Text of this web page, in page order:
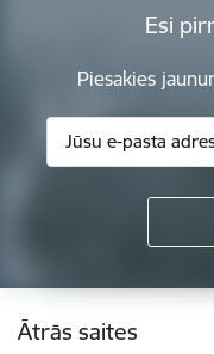
Esi
Piesakies
Kājene
Ātrās saites